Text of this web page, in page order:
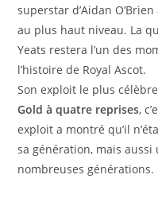
superstar d’Aidan
au plus haut niveau. La
Yeats restera l’un des
l’histoire de Royal Ascot.
Son exploit le plus célèbre
Gold à quatre reprises,
exploit a montré qu’il
sa génération, mais
nombreuses générations.